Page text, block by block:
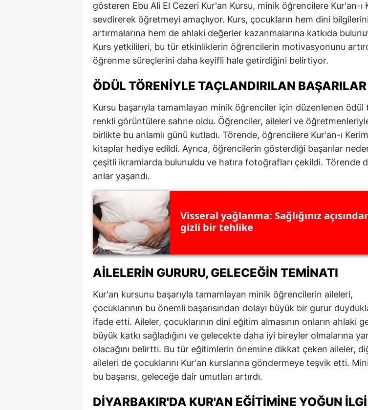
Mersin
İstanbul
İzmir
Kastamonu
Kayseri
Kırklareli
Kırşehir
Kütahya
Manisa
Kahramanmaraş
Mardin
Muğla
Muş
Nevşehir
Niğde
Ordu
gösteren Ebu Ali El Cezeri Kur'an Kursu, minik öğrencilere Kur'an-ı
sevdirerek öğretmeyi amaçlıyor. Kurs, çocukların hem dini
artırmalarına hem de ahlaki değerler kazanmalarına katkıda
Kurs yetkilileri, bu tür etkinliklerin öğrencilerin motivasyonunu
öğrenme süreçlerini daha keyifli hale getirdiğini belirtiyor.
ÖDÜL TÖRENIYLE TAÇLANDIRILAN BAŞARILAR
Kursu başarıyla tamamlayan minik öğrenciler için düzenlenen ödül
renkli görüntülere sahne oldu. Öğrenciler, aileleri ve
birlikte bu anlamlı günü kutladı. Törende, öğrencilere Kur'an-ı
kitaplar hediye edildi. Ayrıca, öğrencilerin gösterdiği başarılar
çeşitli ikramlarda bulunuldu ve hatıra fotoğrafları çekildi. Törende
anlar yaşandı.
Visseral yağlanma: Sağlığınız
gizli bir tehlike
AILELERIN GURURU, GELECEĞIN TEMINATI
Kur'an kursunu başarıyla tamamlayan minik öğrencilerin aileleri,
çocuklarının bu önemli başarısından dolayı büyük bir gurur
ifade etti. Aileler, çocuklarının dini eğitim almasının onların ahlaki
büyük katkı sağladığını ve gelecekte daha iyi bireyler olmalarına
olacağını belirtti. Bu tür eğitimlerin önemine dikkat çeken aileler,
aileleri de çocuklarını Kur'an kurslarına göndermeye teşvik etti.
bu başarısı, geleceğe dair umutları artırdı.
DIYARBAKIR'DA KUR'AN EĞITIMINE YOĞUN İLGI